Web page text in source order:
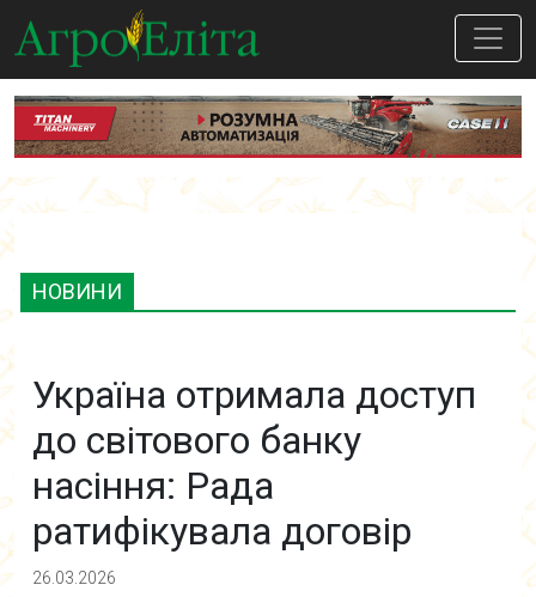
НОВИНИ
Україна отримала доступ
до світового банку
насіння: Рада
ратифікувала договір
26.03.2026